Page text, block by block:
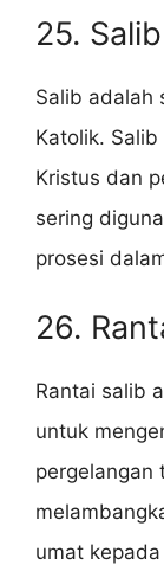
25. Salib
Salib adalah
Katolik.
Kristus dan
sering
prosesi
26.
Rantai salib
untuk
pergelangan
umat